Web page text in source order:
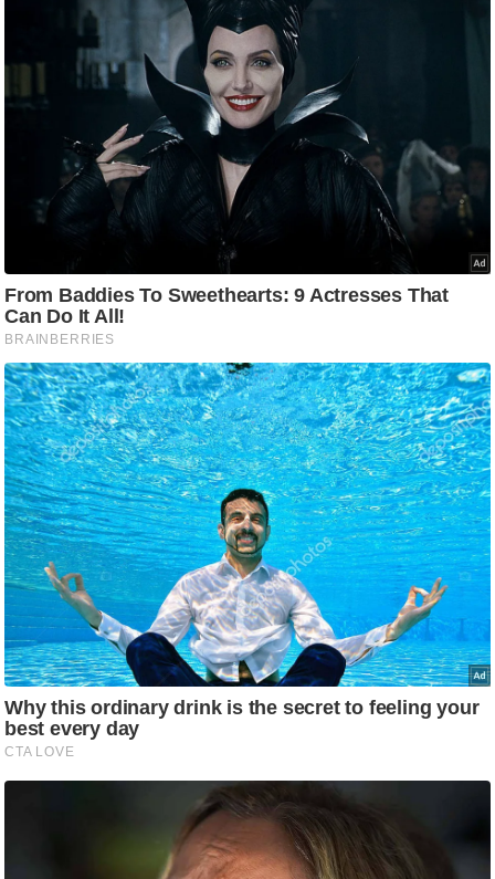
न
लू
प
र्य
ट
न
स्थ
ल
फि
ट
ने
स
मं
त्रा
रि
ले
श
न
शि